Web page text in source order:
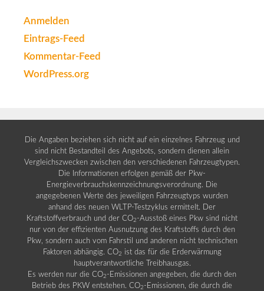
Anmelden
Eintrags-Feed
Kommentar-Feed
WordPress.org
Die Angaben beziehen sich nicht auf ein einzelnes Fahrzeug und
sind nicht Bestandteil des Angebots, sondern dienen allein
Vergleichszwecken zwischen den verschiedenen Fahrzeugtypen.
Die Informationen erfolgen gemäß der Pkw-
Energieverbrauchskennzeichnungsverordnung. Die
angegebenen Werte des jeweiligen Fahrzeugtyps wurden
anhand des neuen WLTP-Testzyklus ermittelt. Der
Kraftstoffverbrauch und der CO2 -Ausstoß eines Pkw sind nicht
nur von der effizienten Ausnutzung des Kraftstoffs durch den
Pkw, sondern auch vom Fahrstil und anderen nicht technischen
Faktoren abhängig. CO2 ist das für die Erderwärmung
hauptverantwortliche Treibhausgas.
Es werden nur die CO2 -Emissionen angegeben, die durch den
Betrieb des PKW entstehen. CO2 -Emissionen, die durch die